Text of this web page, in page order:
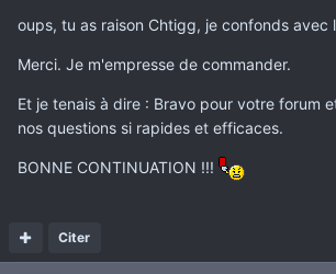
oups, tu as raison Chtigg, je confonds avec
Merci. Je m'empresse de commander.
Et je tenais à dire : Bravo pour votre forum
nos questions si rapides et efficaces.
BONNE CONTINUATION !!!
Citer